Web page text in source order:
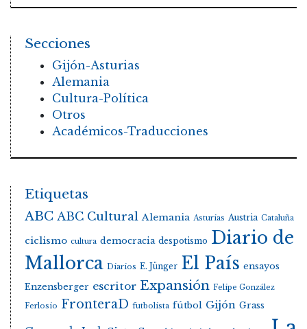
Secciones
Gijón-Asturias
Alemania
Cultura-Política
Otros
Académicos-Traducciones
Etiquetas
ABC ABC Cultural Alemania Asturias Austria Cataluña
ciclismo cultura democracia despotismo Diario de
Mallorca Diarios E. Jünger El País ensayos
Enzensberger escritor Expansión Felipe González
Ferlosio FronteraD futbolista fútbol Gijón Grass